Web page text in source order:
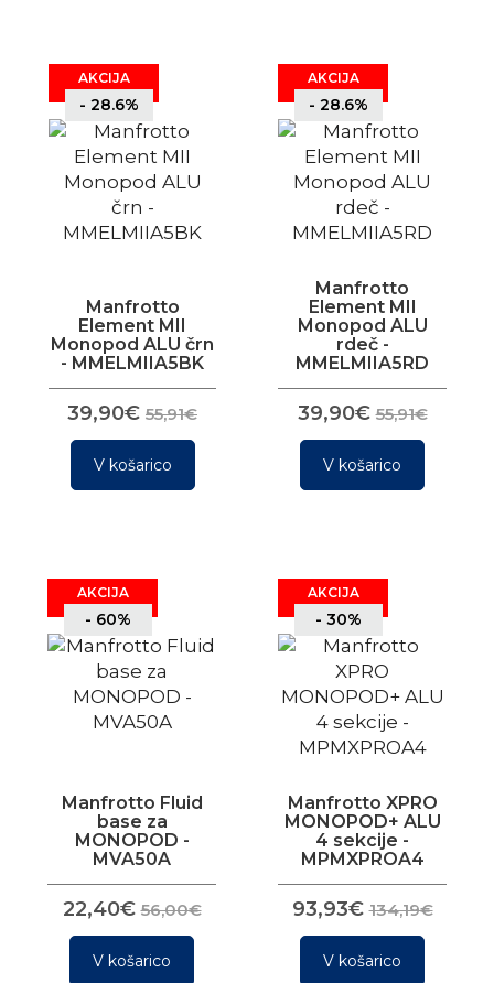
AKCIJA
- 28.6%
Manfrotto
Element MII
Monopod ALU črn
- MMELMIIA5BK
39,90€ 55,91€
V košarico
AKCIJA
- 28.6%
Manfrotto
Element MII
Monopod ALU
rdeč -
MMELMIIA5RD
39,90€ 55,91€
V košarico
AKCIJA
- 60%
Manfrotto Fluid
base za
MONOPOD -
MVA50A
22,40€ 56,00€
V košarico
AKCIJA
- 30%
Manfrotto XPRO
MONOPOD+ ALU
4 sekcije -
MPMXPROA4
93,93€ 134,19€
V košarico